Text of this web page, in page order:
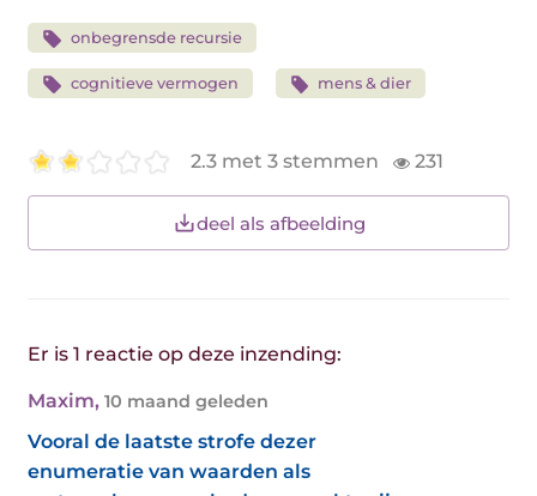
onbegrensde recursie
cognitieve vermogen mens & dier
2.3 met 3 stemmen 231
deel als afbeelding
Er is 1 reactie op deze inzending:
Maxim, 10 maand geleden
Vooral de laatste strofe dezer
enumeratie van waarden als